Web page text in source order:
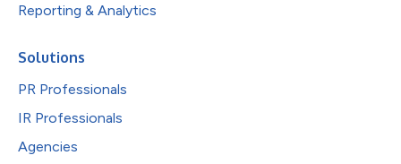
Reporting & Analytics
Solutions
PR Professionals
IR Professionals
Agencies